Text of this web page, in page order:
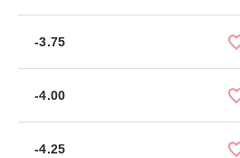
-3.75
-4.00
-4.25